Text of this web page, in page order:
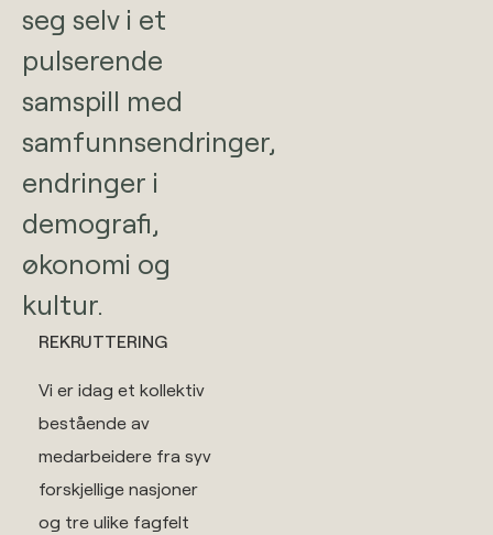
seg selv i et
pulserende
samspill med
samfunnsendringer,
endringer i
demografi,
økonomi og
kultur.
REKRUTTERING
Vi er idag et kollektiv
bestående av
medarbeidere fra syv
forskjellige nasjoner
og tre ulike fagfelt